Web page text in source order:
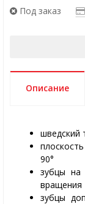
Под заказ
Описание
шведский
90°
зубцы на
вращения
зубцы